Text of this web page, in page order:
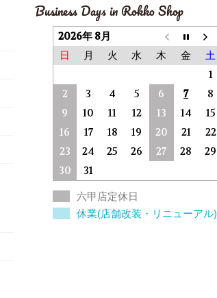
Business Days in Rokko Shop
2026年 8月
日 月 火 水 木 金 土
1
2
3 4 5 6 7
8
9
10 11 12 13 14
15
16
17 18 19 20 21
22
23
24 25 26 27 28
29
30
31
六甲店定休日
休業(店舗改装・リニューアル)